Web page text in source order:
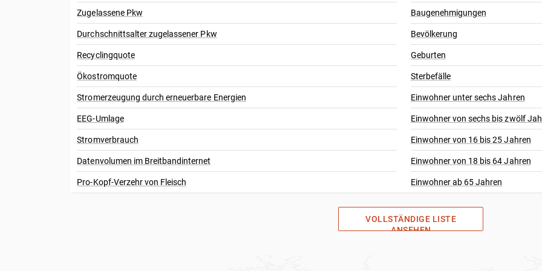
Zugelassene Pkw
Durchschnittsalter zugelassener Pkw
Recyclingquote
Ökostromquote
Stromerzeugung durch erneuerbare Energien
EEG-Umlage
Stromverbrauch
Datenvolumen im Breitbandinternet
Pro-Kopf-Verzehr von Fleisch
Baugenehmigungen
Bevölkerung
Geburten
Sterbefälle
Einwohner unter sechs Jahren
Einwohner von sechs bis zwölf
Einwohner von 16 bis 25 Jahren
Einwohner von 18 bis 64 Jahren
Einwohner ab 65 Jahren
VOLLSTÄNDIGE LISTE
ANSEHEN